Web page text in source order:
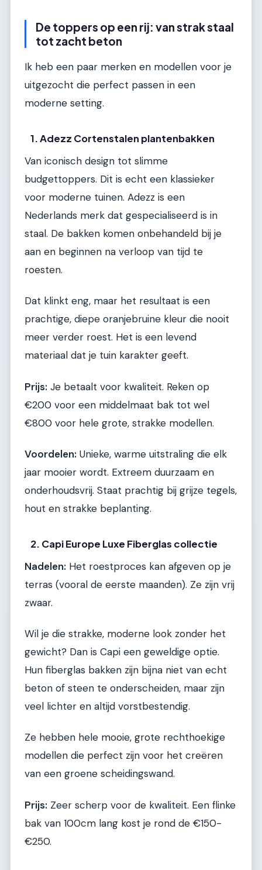
De toppers op een rij: van strak staal
tot zacht beton
Ik heb een paar merken en modellen voor je
uitgezocht die perfect passen in een
moderne setting.
1. Adezz Cortenstalen plantenbakken
Van iconisch design tot slimme
budgettoppers. Dit is echt een klassieker
voor moderne tuinen. Adezz is een
Nederlands merk dat gespecialiseerd is in
staal. De bakken komen onbehandeld bij je
aan en beginnen na verloop van tijd te
roesten.
Dat klinkt eng, maar het resultaat is een
prachtige, diepe oranjebruine kleur die nooit
meer verder roest. Het is een levend
materiaal dat je tuin karakter geeft.
Prijs: Je betaalt voor kwaliteit. Reken op
€200 voor een middelmaat bak tot wel
€800 voor hele grote, strakke modellen.
Voordelen: Unieke, warme uitstraling die elk
jaar mooier wordt. Extreem duurzaam en
onderhoudsvrij. Staat prachtig bij grijze tegels,
hout en strakke beplanting.
2. Capi Europe Luxe Fiberglas collectie
Nadelen: Het roestproces kan afgeven op je
terras (vooral de eerste maanden). Ze zijn vrij
zwaar.
Wil je die strakke, moderne look zonder het
gewicht? Dan is Capi een geweldige optie.
Hun fiberglas bakken zijn bijna niet van echt
beton of steen te onderscheiden, maar zijn
veel lichter en altijd vorstbestendig.
Ze hebben hele mooie, grote rechthoekige
modellen die perfect zijn voor het creëren
van een groene scheidingswand.
Prijs: Zeer scherp voor de kwaliteit. Een flinke
bak van 100cm lang kost je rond de €150-
€250.